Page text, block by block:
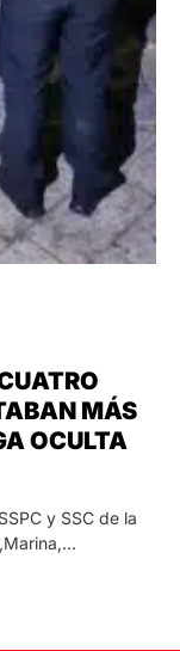
MÁS
OCULTA
y SSC de la